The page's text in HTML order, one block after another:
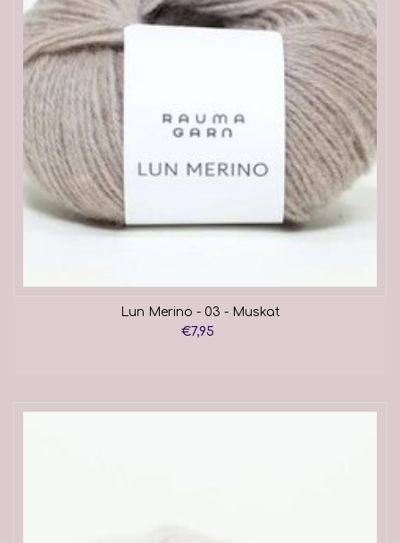
Lun Merino - 03 - Muskat
€7,95